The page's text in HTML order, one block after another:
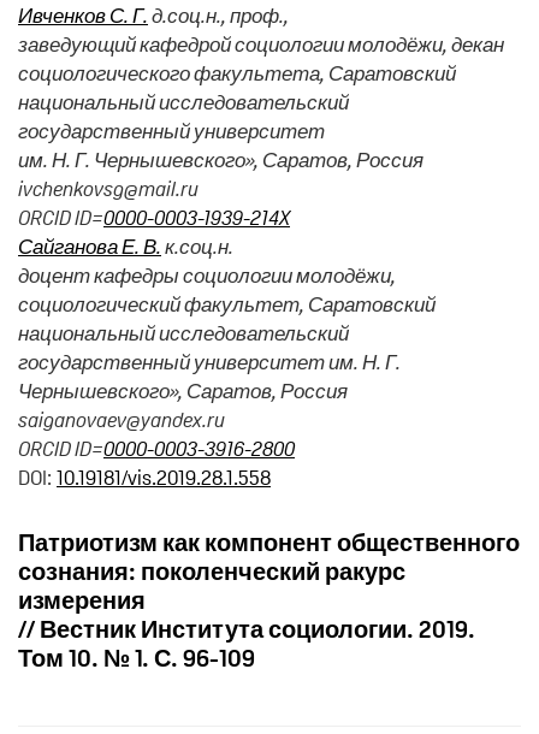
Ивченков С. Г.д.соц.н., проф.,
заведующий кафедрой социологии молодёжи, декан
социологического факультета, Саратовский
национальный исследовательский
государственный университет
им. Н. Г. Чернышевского», Саратов, Россия
ivchenkovsg@mail.ru
ORCID ID=0000-0003-1939-214X
Сайганова Е. В.к.соц.н.
доцент кафедры социологии молодёжи,
социологический факультет, Саратовский
национальный исследовательский
государственный университет им. Н. Г.
Чернышевского», Саратов, Россия
saiganovaev@yandex.ru
ORCID ID=0000-0003-3916-2800
DOI: 10.19181/vis.2019.28.1.558
Патриотизм как компонент общественного
сознания: поколенческий ракурс
измерения
// Вестник Института социологии. 2019.
Том 10. № 1. С. 96-109